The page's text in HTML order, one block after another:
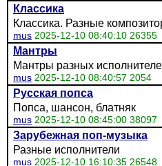
Классика
Классика. Разные
mus 2025-12-10 08:40:10 26355
Мантры
Мантры разных
mus 2025-12-10 08:40:57 2054
Русская попса
Попса, шансон, блатняк
mus 2025-12-10 08:45:00 38097
Зарубежная поп-музыка
Разные исполнители
mus 2025-12-10 16:10:35 26548